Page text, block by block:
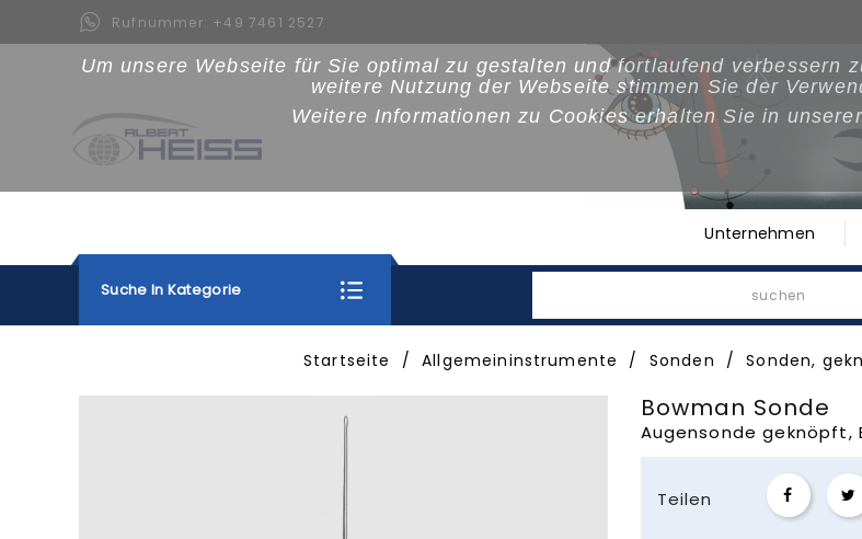
Um unsere Webseite für Sie optimal zu gestalten und fortlaufend verbessern
weitere Nutzung der Webseite stimmen Sie der
Weitere Informationen zu Cookies erhalten Sie in unserer
Rufnummer: +49 7461 2527
Unternehmen
Suche In Kategorie
Startseite Allgemeininstrumente Sonden Sonden,
Bowman Sonde
Augensonde geknöpft,
Teilen